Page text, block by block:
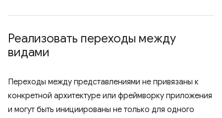
Реализовать переходы между
видами
Переходы между представлениями не привязаны к
конкретной архитектуре или фреймворку приложения
и могут быть инициированы не только для одного